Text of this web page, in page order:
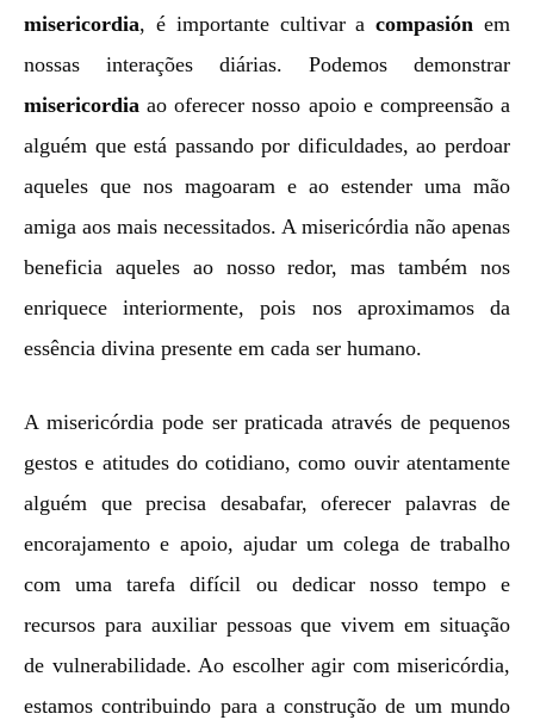
misericordia, é importante cultivar acompasión em
nossas interações diárias. Podemos demonstrar
misericordia ao oferecer nosso apoio e compreensão a
alguém que está passando por dificuldades, ao perdoar
aqueles que nos magoaram e ao estender uma mão
amiga aos mais necessitados. A misericórdia não apenas
beneficia aqueles ao nosso redor, mas também nos
enriquece interiormente, pois nos aproximamos da
essência divina presente em cada ser humano.
A misericórdia pode ser praticada através de pequenos
gestos e atitudes do cotidiano, como ouvir atentamente
alguém que precisa desabafar, oferecer palavras de
encorajamento e apoio, ajudar um colega de trabalho
com uma tarefa difícil ou dedicar nosso tempo e
recursos para auxiliar pessoas que vivem em situação
de vulnerabilidade. Ao escolher agir com misericórdia,
estamos contribuindo para a construção de um mundo